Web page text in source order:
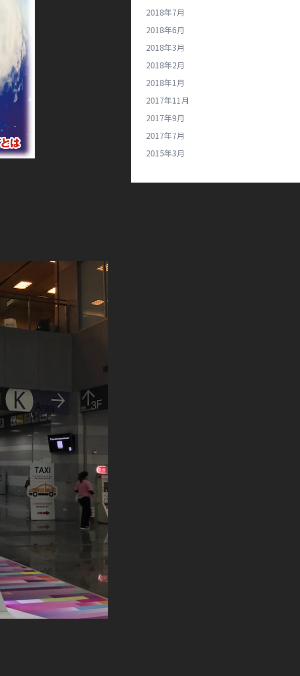
2018年7月
2018年6月
2018年3月
2018年2月
2018年1月
2017年11月
2017年9月
2017年7月
2015年3月